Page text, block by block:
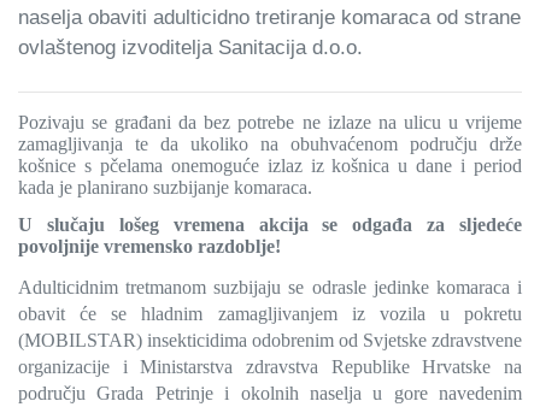
naselja obaviti adulticidno tretiranje komaraca od strane
ovlaštenog izvoditelja Sanitacija d.o.o.
Pozivaju se građani da bez potrebe ne izlaze na ulicu u vrijeme
zamagljivanja te da ukoliko na obuhvaćenom području drže
košnice s pčelama onemoguće izlaz iz košnica u dane i period
kada je planirano suzbijanje komaraca.
U slučaju lošeg vremena akcija se odgađa za sljedeće
povoljnije vremensko razdoblje!
Adulticidnim tretmanom suzbijaju se odrasle jedinke komaraca i
obavit će se hladnim zamagljivanjem iz vozila u pokretu
(MOBILSTAR) insekticidima odobrenim od Svjetske zdravstvene
organizacije i Ministarstva zdravstva Republike Hrvatske na
području Grada Petrinje i okolnih naselja u gore navedenim